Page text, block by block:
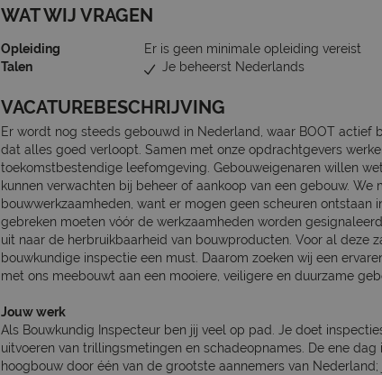
WAT WIJ VRAGEN
Opleiding
Er is geen minimale opleiding vereist
Talen
Je beheerst Nederlands
VACATUREBESCHRIJVING
Er wordt nog steeds gebouwd in Nederland, waar BOOT actief
dat alles goed verloopt. Samen met onze opdrachtgevers
toekomstbestendige leefomgeving. Gebouweigenaren willen
kunnen verwachten bij beheer of aankoop van een gebouw. We
bouwwerkzaamheden, want er mogen geen scheuren ontstaan
gebreken moeten vóór de werkzaamheden worden
uit naar de herbruikbaarheid van bouwproducten. Voor al deze
bouwkundige inspectie een must. Daarom zoeken wij een
met ons meebouwt aan een mooiere, veiligere en duurzame
Jouw werk
Als Bouwkundig Inspecteur ben jij veel op pad. Je doet
uitvoeren van trillingsmetingen en schadeopnames. De ene
hoogbouw door één van de grootste aannemers van